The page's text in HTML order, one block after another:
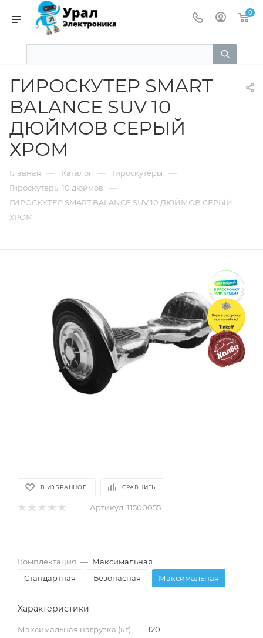
0
ГИРОСКУТЕР SMART
BALANCE SUV 10
ДЮЙМОВ СЕРЫЙ
ХРОМ
Главная — Каталог — Гироскутеры —
Гироскутеры 10 дюймов —
ГИРОСКУТЕР SMART BALANCE SUV 10 ДЮЙМОВ СЕРЫЙ
ХРОМ
В ИЗБРАННОЕ СРАВНИТЬ
Артикул: 11500055
Комплектация — Максимальная
Стандартная
Безопасная Максимальная
Характеристики
Максимальная нагрузка (кг) — 120